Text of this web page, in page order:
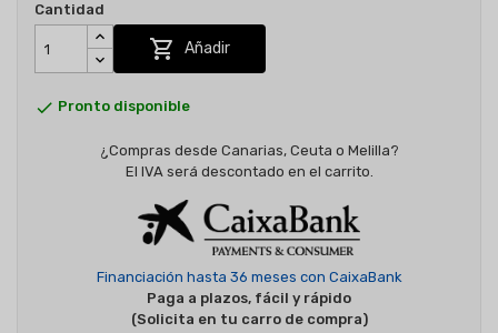
Cantidad
 Añadir
 Pronto disponible
¿Compras desde Canarias, Ceuta o Melilla?
El IVA será descontado en el carrito.
Financiación hasta 36 meses con CaixaBank
Paga a plazos, fácil y rápido
(Solicita en tu carro de compra)